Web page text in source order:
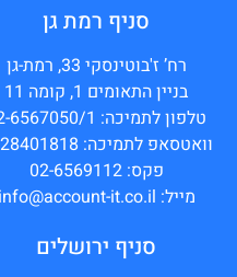
סניף רמת גן
רח’ ז'בוטינסקי 33, רמת-גן
בניין התאומים 1, קומה 11
טלפון לתמיכה: 02-6567050/1
וואטסאפ לתמיכה: 0528401818
פקס: 02-6569112
מייל: info@account-it.co.il
סניף ירושלים